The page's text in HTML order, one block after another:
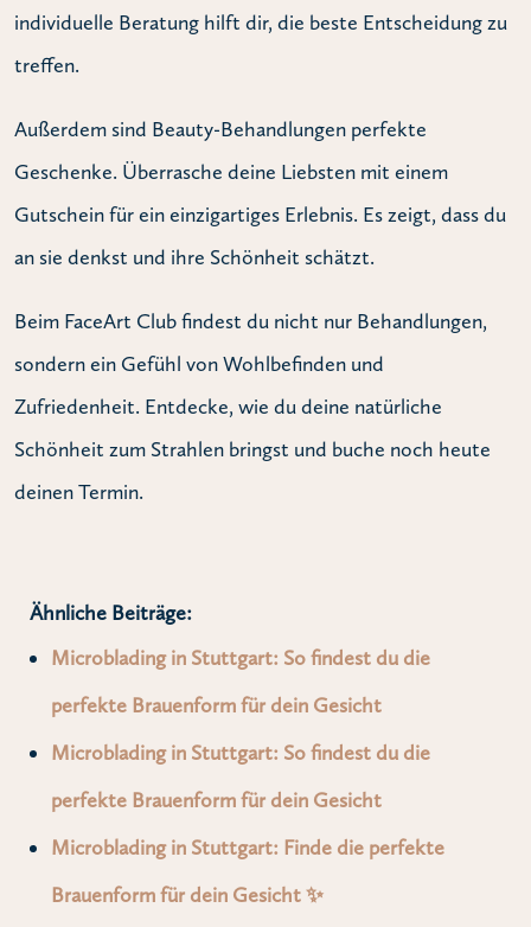
individuelle Beratung hilft dir, die beste Entscheidung zu
treffen.
Außerdem sind Beauty-Behandlungen perfekte
Geschenke. Überrasche deine Liebsten mit einem
Gutschein für ein einzigartiges Erlebnis. Es zeigt, dass du
an sie denkst und ihre Schönheit schätzt.
Beim FaceArt Club findest du nicht nur Behandlungen,
sondern ein Gefühl von Wohlbefinden und
Zufriedenheit. Entdecke, wie du deine natürliche
Schönheit zum Strahlen bringst und buche noch heute
deinen Termin.
Ähnliche Beiträge:
Microblading in Stuttgart: So findest du die
perfekte Brauenform für dein Gesicht
Microblading in Stuttgart: So findest du die
perfekte Brauenform für dein Gesicht
Microblading in Stuttgart: Finde die perfekte
Brauenform für dein Gesicht ✨